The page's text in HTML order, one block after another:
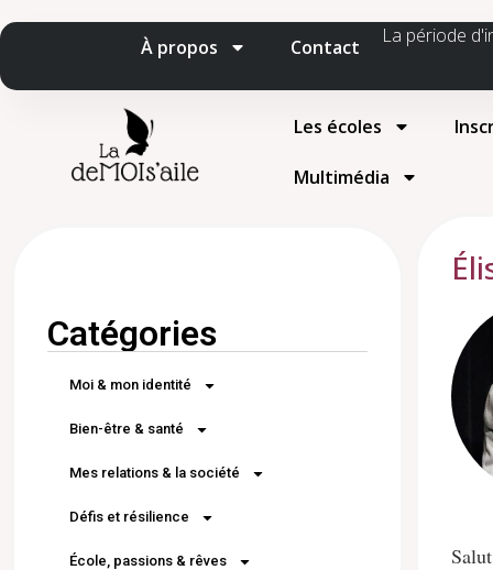
À propos Contact La période
Les écoles
Multimédia
Catégories
Moi & mon identité
Bien-être & santé
Mes relations & la société
Défis et résilience
École, passions & rêves